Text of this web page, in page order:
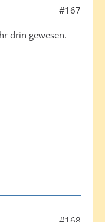
#167
drin gewesen.